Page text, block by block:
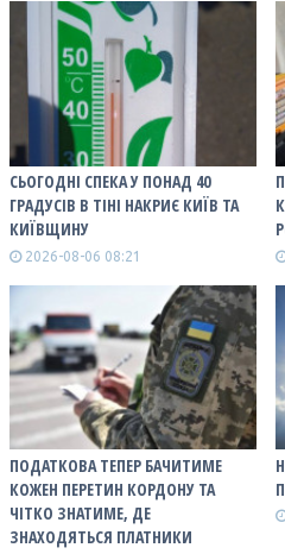
СЬОГОДНІ СПЕКА У ПОНАД 40
ГРАДУСІВ В ТІНІ НАКРИЄ КИЇВ ТА
КИЇВЩИНУ
2026-08-06 08:21
ПОДАТКОВА ТЕПЕР БАЧИТИМЕ
КОЖЕН ПЕРЕТИН КОРДОНУ ТА
ЧІТКО ЗНАТИМЕ, ДЕ
ЗНАХОДЯТЬСЯ ПЛАТНИКИ